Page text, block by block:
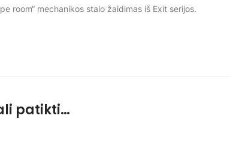
room“ mechanikos stalo žaidimas iš Exit serijos.
patikti…